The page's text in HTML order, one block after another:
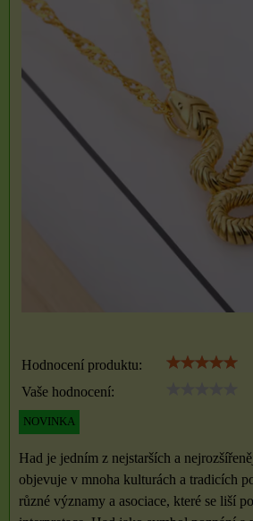
Hodnocení produktu:
Vaše hodnocení:
NOVINKA
Had je jedním z nejstarších a
objevuje v mnoha kulturách a tradicích
různé významy a asociace, které se liší